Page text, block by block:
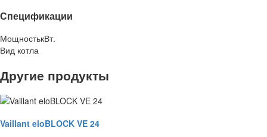
Спецификации
МощностькВт.
Вид котла
Другие продукты
Vaillant eloBLOCK VE 24